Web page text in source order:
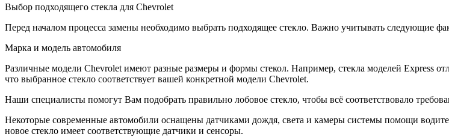
Выбор подходящего стекла для Chevrolet
Перед началом процесса замены необходимо выбрать подходящее стекло. Важно учитывать следующие
Марка и модель автомобиля
Различные модели Chevrolet имеют разные размеры и формы стекол. Например, стекла моделей Express
что выбранное стекло соответствует вашей конкретной модели Chevrolet.
Наши специалисты помогут Вам подобрать правильно лобовое стекло, чтобы всё соответствовало
Некоторые современные автомобили оснащены датчиками дождя, света и камеры системы помощи
новое стекло имеет соответствующие датчики и сенсоры.